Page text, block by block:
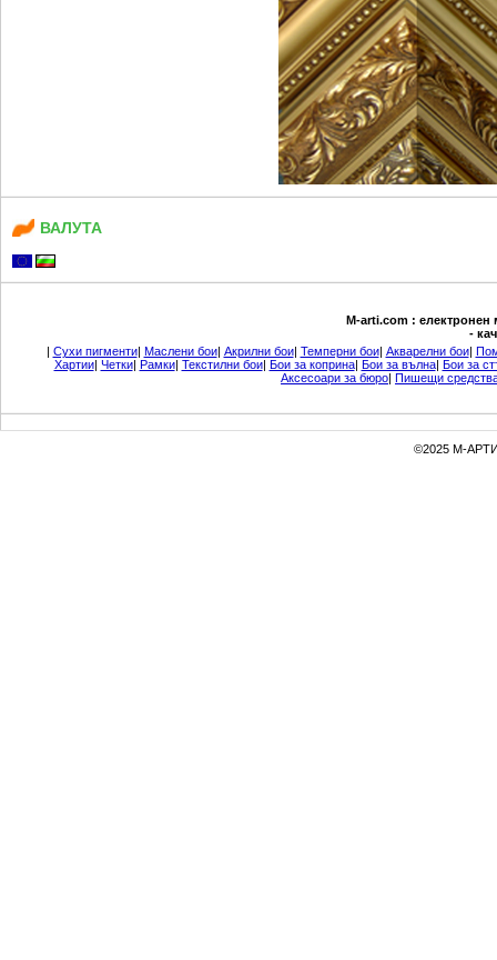
ВАЛУТА
М-arti.com : електронен
-
| Сухи пигменти| Маслени бои| Акрилни бои| Темперни бои| Акварелни бои|
Хартии| Четки| Рамки| Текстилни бои| Бои за коприна| Бои за вълна| Бои за
Аксесоари за бюро| Пишещи
©2025 М-